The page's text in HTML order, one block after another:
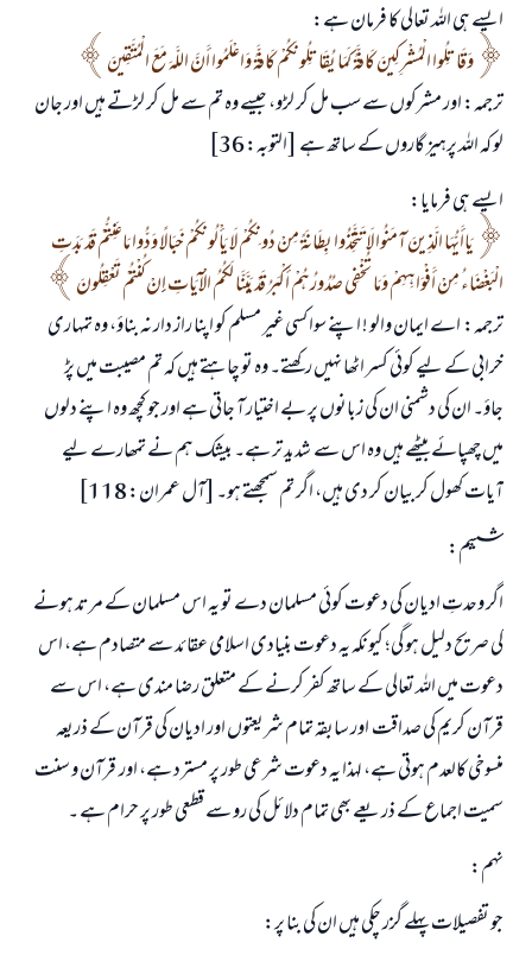
ایسے ہی اللہ تعالی کا فرمان ہے:
وَقَاتِلُوا الْمُشْرِكِينَ كَافَّةً كَمَا يُقَاتِلُونَكُمْ كَافَّةً وَاعْلَمُوا أَنَّ اللَّهَ مَعَ الْمُتَّقِينَ
ترجمہ: اور مشرکوں سے سب مل کر لڑو، جیسے وہ تم سے مل کر لڑتے ہیں اور جان
لو کہ اللہ پرہیز گاروں کے ساتھ ہے [التوبہ: 36]
ایسے ہی فرمایا:
يَاأَيُّهَا الَّذِينَ آمَنُوا لَا تَتَّخِذُوا بِطَانَةً مِنْ دُونِكُمْ لَا يَأْلُونَكُمْ خَبَالًا وَدُّوا مَاعَنِتُّمْ قَدْ بَدَتِ
الْبَغْضَاءُ مِنْ أَفْوَاهِهِمْ وَمَا تُخْفِي صُدُورُهُمْ أَكْبَرُ قَدْ بَيَّنَّا لَكُمُ الْآيَاتِ إِنْ كُنْتُمْ تَعْقِلُونَ
ترجمہ: اے ایمان والو ! اپنے سوا کسی غیر مسلم کو اپنا راز دار نہ بناؤ، وہ تمہاری
خرابی کے لیے کوئی کسر اٹھا نہیں رکھتے۔ وہ تو چاہتے ہیں کہ تم مصیبت میں پڑ
جاؤ۔ ان کی دشمنی ان کی زبانوں پر بے اختیار آ جاتی ہے اور جو کچھ وہ اپنے دلوں
میں چھپائے بیٹھے ہیں وہ اس سے شدید تر ہے۔ بیشک ہم نے تمھارے لیے
آیات کھول کر بیان کر دی ہیں، اگر تم سمجھتے ہو۔ [آل عمران: 118]
ششم:
اگر وحدتِ ادیان کی دعوت کوئی مسلمان دے تو یہ اس مسلمان کے مرتد ہونے
کی صریح دلیل ہو گی؛ کیونکہ یہ دعوت بنیادی اسلامی عقائد سے متصادم ہے، اس
دعوت میں اللہ تعالی کے ساتھ کفر کرنے کے متعلق رضا مندی ہے، اس سے
قرآن کریم کی صداقت اور سابقہ تمام شریعتوں اور ادیان کی قرآن کے ذریعہ
منسوخی کالعدم ہوتی ہے، لہذا یہ دعوت شرعی طور پر مسترد ہے، اور قرآن و سنت
سمیت اجماع کے ذریعے بھی تمام دلائل کی رو سے قطعی طور پر حرام ہے ۔
نہم:
جو تفصیلات پہلے گزر چکی ہیں ان کی بنا پر: